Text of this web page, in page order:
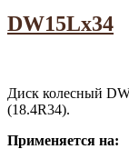
DW15Lx34
Диск колесный
(18.4R34).
Применяется на: